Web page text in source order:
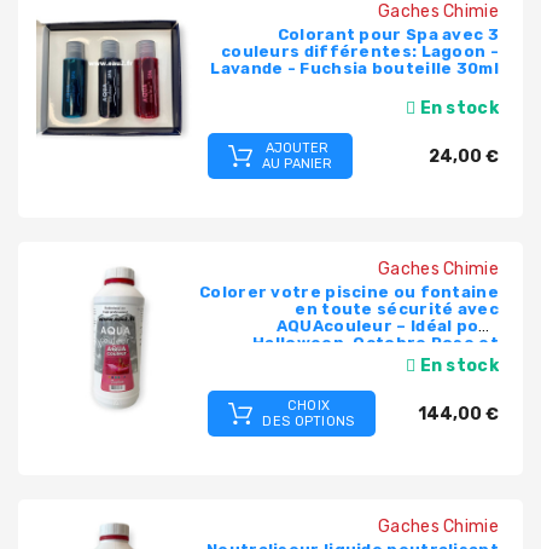
RACCORDS,
TUBES
TRAITEMENT
DE
Gaches Chimie
Colorant pour Spa avec 3
couleurs différentes: Lagoon -
Lavande - Fuchsia bouteille 30ml
En stock
24,00 €
AJOUTER
AU PANIER
Gaches Chimie
Colorer votre piscine ou fontaine
en toute sécurité avec
AQUAcouleur – Idéal pour
Halloween, Octobre Rose et
toutes vos fêtes !
En stock
144,00 €
CHOIX
DES OPTIONS
Gaches Chimie